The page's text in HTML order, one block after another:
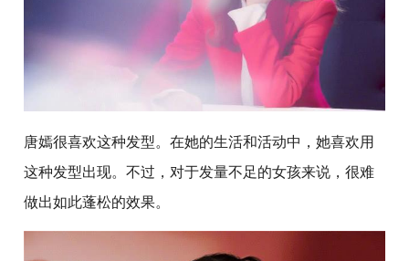
唐嫣很喜欢这种发型。在她的生活和活动中，她喜欢用
这种发型出现。不过，对于发量不足的女孩来说，很难
做出如此蓬松的效果。